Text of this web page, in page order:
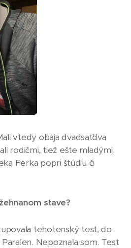
vtedy obaja dvadsaťdva
rodičmi, tiež ešte mladými.
Ferka popri štúdiu či
stave?
tehotenský test, do
Nepoznala som. Test